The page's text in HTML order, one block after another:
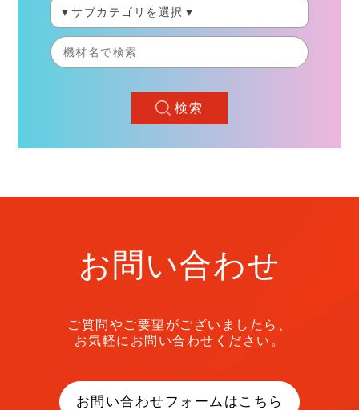
検索
お問い合わせ
ご質問やご要望がございましたら、
お気軽にお問い合わせください。
お問い合わせフォームはこちら